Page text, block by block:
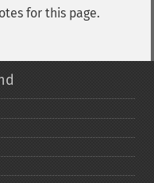
for this page.